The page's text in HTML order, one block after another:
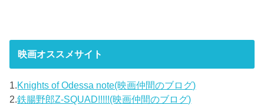
映画オススメサイト
1.Knights of Odessa note(映画仲間のブログ)
2.鉄腸野郎Z-SQUAD!!!!!(映画仲間のブログ)